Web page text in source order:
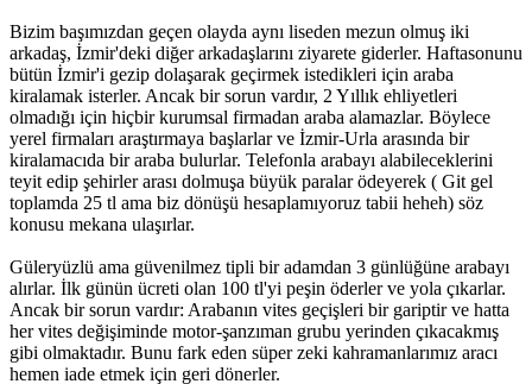
Bizim başımızdan geçen olayda aynı liseden mezun olmuş iki
arkadaş, İzmir'deki diğer arkadaşlarını ziyarete giderler. Haftasonunu
bütün İzmir'i gezip dolaşarak geçirmek istedikleri için araba
kiralamak isterler. Ancak bir sorun vardır, 2 Yıllık ehliyetleri
olmadığı için hiçbir kurumsal firmadan araba alamazlar. Böylece
yerel firmaları araştırmaya başlarlar ve İzmir-Urla arasında bir
kiralamacıda bir araba bulurlar. Telefonla arabayı alabileceklerini
teyit edip şehirler arası dolmuşa büyük paralar ödeyerek ( Git gel
toplamda 25 tl ama biz dönüşü hesaplamıyoruz tabii heheh) söz
konusu mekana ulaşırlar.
Güleryüzlü ama güvenilmez tipli bir adamdan 3 günlüğüne arabayı
alırlar. İlk günün ücreti olan 100 tl'yi peşin öderler ve yola çıkarlar.
Ancak bir sorun vardır: Arabanın vites geçişleri bir gariptir ve hatta
her vites değişiminde motor-şanzıman grubu yerinden çıkacakmış
gibi olmaktadır. Bunu fark eden süper zeki kahramanlarımız aracı
hemen iade etmek için geri dönerler.